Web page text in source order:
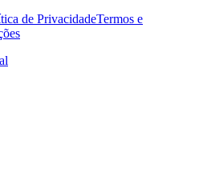
de PrivacidadeTermos e